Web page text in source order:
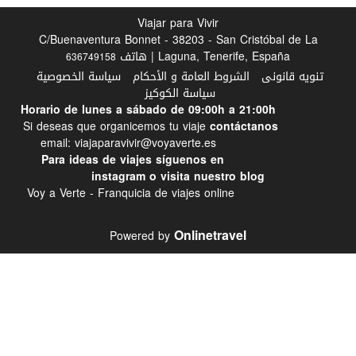
Viajar para Vivir
C/Buenaventura Bonnet - 38203 - San Cristóbal
Laguna, Tenerife, España | هاتف 636749158
قانونى الشروط العامة و الأحكام سياسة الخصوصية
سياسة الكوكيز
contáctanos
instagramo visitanuestro blog
Voy a Verte - Franquicia de viajes online
Powered byOnlinetravel